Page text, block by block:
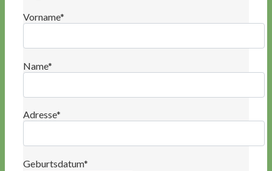
Vorname*
Name*
Adresse*
Geburtsdatum*